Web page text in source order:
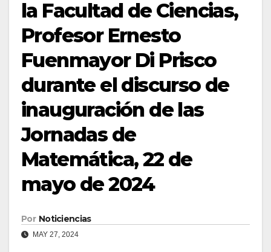
la Facultad de Ciencias,
Profesor Ernesto
Fuenmayor Di Prisco
durante el discurso de
inauguración de las
Jornadas de
Matemática, 22 de
mayo de 2024
Por Noticiencias
MAY 27, 2024